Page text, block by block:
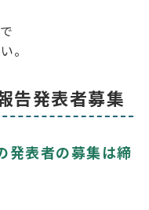
。
告発表者募集
発表者の募集は締